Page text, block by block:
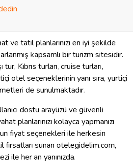
ve tatil planlarınızı en iyi şekilde
kapsamlı bir turizm sitesidir.
Kıbrıs turları, cruise turları,
otel seçeneklerinin yanı sıra, yurtiçi
de sunulmaktadır.
dostu arayüzü ve güvenli
planlarınızı kolayca yapmanızı
fiyat seçenekleri ile herkesin
sunan otelegidelim.com,
ile her an yanınızda.